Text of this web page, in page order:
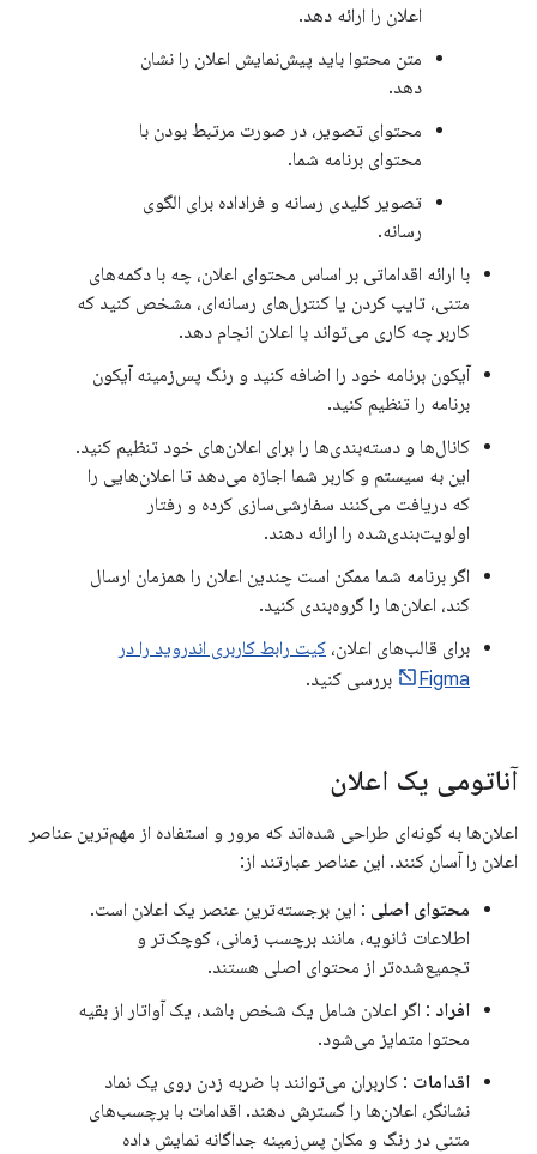
اعلان را ارائه دهد.
متن محتوا باید پیش‌نمایش اعلان را نشان
دهد.
محتوای تصویر، در صورت مرتبط بودن با
محتوای برنامه شما.
تصویر کلیدی رسانه و فراداده برای الگوی
رسانه.
با ارائه اقداماتی بر اساس محتوای اعلان، چه با دکمه‌های
متنی، تایپ کردن یا کنترل‌های رسانه‌ای، مشخص کنید که
کاربر چه کاری می‌تواند با اعلان انجام دهد.
آیکون برنامه خود را اضافه کنید و رنگ پس‌زمینه آیکون
برنامه را تنظیم کنید.
کانال‌ها و دسته‌بندی‌ها را برای اعلان‌های خود تنظیم کنید.
این به سیستم و کاربر شما اجازه می‌دهد تا اعلان‌هایی را
که دریافت می‌کنند سفارشی‌سازی کرده و رفتار
اولویت‌بندی‌شده را ارائه دهند.
اگر برنامه شما ممکن است چندین اعلان را همزمان ارسال
کند، اعلان‌ها را گروه‌بندی کنید.
برای قالب‌های اعلان، کیت رابط کاربری اندروید را در
Figma
بررسی کنید.
آناتومی یک اعلان
اعلان‌ها به گونه‌ای طراحی شده‌اند که مرور و استفاده از مهم‌ترین عناصر
اعلان را آسان کنند. این عناصر عبارتند از:
محتوای اصلی : این برجسته‌ترین عنصر یک اعلان است.
اطلاعات ثانویه، مانند برچسب زمانی، کوچک‌تر و
تجمیع‌شده‌تر از محتوای اصلی هستند.
افراد : اگر اعلان شامل یک شخص باشد، یک آواتار از بقیه
محتوا متمایز می‌شود.
اقدامات : کاربران می‌توانند با ضربه زدن روی یک نماد
نشانگر، اعلان‌ها را گسترش دهند. اقدامات با برچسب‌های
متنی در رنگ و مکان پس‌زمینه جداگانه نمایش داده